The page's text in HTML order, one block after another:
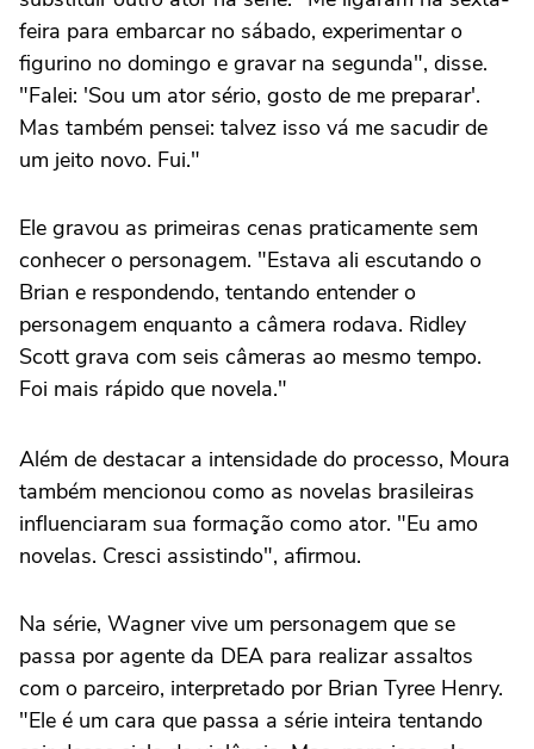
feira para embarcar no sábado, experimentar o
figurino no domingo e gravar na segunda", disse.
"Falei: 'Sou um ator sério, gosto de me preparar'.
Mas também pensei: talvez isso vá me sacudir de
um jeito novo. Fui."
Ele gravou as primeiras cenas praticamente sem
conhecer o personagem. "Estava ali escutando o
Brian e respondendo, tentando entender o
personagem enquanto a câmera rodava. Ridley
Scott grava com seis câmeras ao mesmo tempo.
Foi mais rápido que novela."
Além de destacar a intensidade do processo, Moura
também mencionou como as novelas brasileiras
influenciaram sua formação como ator. "Eu amo
novelas. Cresci assistindo", afirmou.
Na série, Wagner vive um personagem que se
passa por agente da DEA para realizar assaltos
com o parceiro, interpretado por Brian Tyree Henry.
"Ele é um cara que passa a série inteira tentando